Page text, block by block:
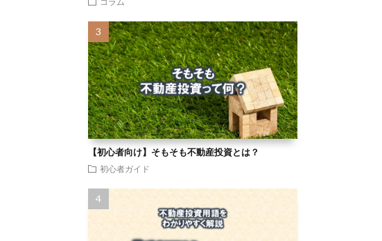
【初心者向け】そもそも不動産投資とは？
初心者ガイド